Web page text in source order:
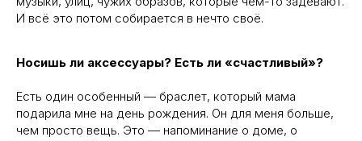
И всё это потом собирается в нечто своё.
Носишь ли аксессуары? Есть ли «счастливый»?
Есть один особенный — браслет, который мама
подарила мне на день рождения. Он для меня больше,
чем просто вещь. Это — напоминание о доме, о